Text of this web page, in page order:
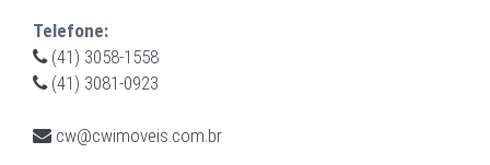
Telefone:
(41) 3058-1558
(41) 3081-0923
cw@cwimoveis.com.br